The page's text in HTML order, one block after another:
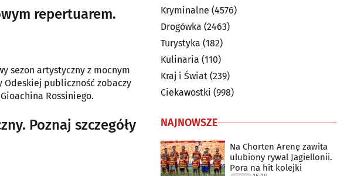
repertuarem.
sezon artystyczny z mocnym
Odeskiej publiczność zobaczy
Rossiniego.
Poznaj szczegóły
Kryminalne (4576)
Drogówka (2463)
Turystyka (182)
Kulinaria (110)
Kraj i Świat (239)
Ciekawostki (998)
NAJNOWSZE
Na Chorten Arenę zawita
ulubiony rywal Jagiellonii.
Pora na hit kolejki